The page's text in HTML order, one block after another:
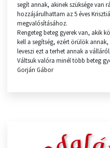
segít annak, akinek szüksége van
hozzájárulhattam az 5 éves
megvalósításához.
Rengeteg beteg gyerek van, akik
kell a segítség, ezért örülök
leveszi ezt a terhet annak a
Váltsuk valóra minél több beteg
Gorján Gábor